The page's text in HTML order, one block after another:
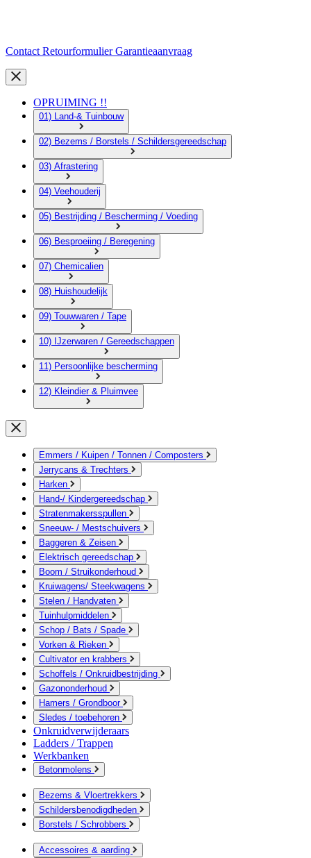
Contact RetourformulierGarantieaanvraag
OPRUIMING !!
01) Land-& Tuinbouw
02) Bezems / Borstels / Schildersgereedschap
03) Afrastering
04) Veehouderij
05) Bestrijding / Bescherming / Voeding
06) Besproeiing / Beregening
07) Chemicalien
08) Huishoudelijk
09) Touwwaren / Tape
10) IJzerwaren / Gereedschappen
11) Persoonlijke bescherming
12) Kleindier & Pluimvee
Emmers / Kuipen / Tonnen / Composters
Jerrycans & Trechters
Harken
Hand-/ Kindergereedschap
Stratenmakersspullen
Sneeuw- / Mestschuivers
Baggeren & Zeisen
Elektrisch gereedschap
Boom / Struikonderhoud
Kruiwagens/ Steekwagens
Stelen / Handvaten
Tuinhulpmiddelen
Schop / Bats / Spade
Vorken & Rieken
Cultivator en krabbers
Schoffels / Onkruidbestrijding
Gazononderhoud
Hamers / Grondboor
Sledes / toebehoren
Onkruidverwijderaars
Ladders / Trappen
Werkbanken
Betonmolens
Bezems & Vloertrekkers
Schildersbenodigdheden
Borstels / Schrobbers
Accessoires & aarding